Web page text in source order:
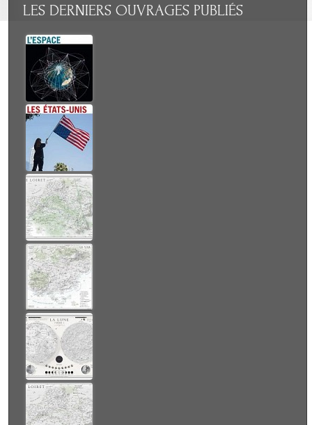
LES DERNIERS OUVRAGES PUBLIÉS